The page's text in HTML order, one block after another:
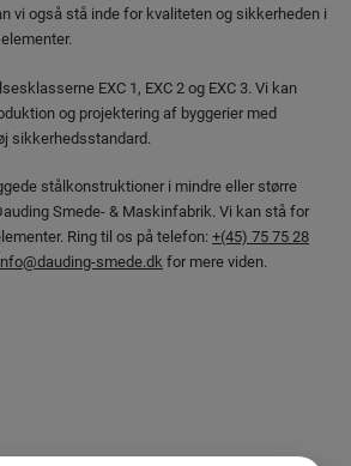
vi også stå inde for kvaliteten og sikkerheden i
EXC 1, EXC 2 og EXC 3. Vi kan
og projektering af byggerier med
sikkerhedsstandard.
stålkonstruktioner i mindre eller større
Smede- & Maskinfabrik. Vi kan stå for
Ring til os på telefon: +(45) 75 75 28
smede.dkfor mere viden.